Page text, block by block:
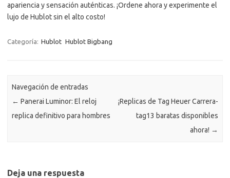
apariencia y sensación auténticas. ¡Ordene ahora y experimente el
lujo de Hublot sin el alto costo!
Categoría: Hublot Hublot Bigbang
Navegación de entradas
← Panerai Luminor: El reloj
replica definitivo para hombres
¡Replicas de Tag Heuer Carrera-
tag13 baratas disponibles
ahora! →
Deja una respuesta